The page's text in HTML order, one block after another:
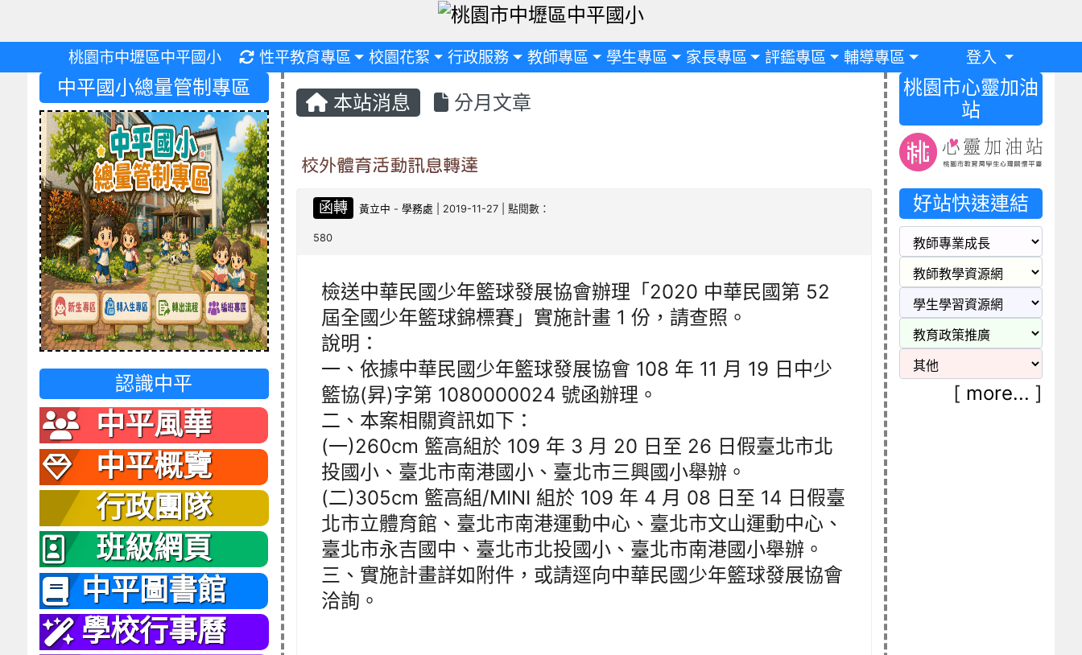
桃園市中壢區中平國小 重新取得佈景設定
性平教育專區 校園花絮 行政服務 教師專區 學生專區 家長專區 評鑑專區 輔導專區 登入
本站消息 分月文章
校外體育活動訊息轉達
函轉 黃立中 -學務處 | 2019-11-27 | 點閱數：
580
檢送中華民國少年籃球發展協會辦理「2020 中華民國第 52
屆全國少年籃球錦標賽」實施計畫 1 份，請查照。
說明：
一、依據中華民國少年籃球發展協會 108 年 11 月 19 日中少
籃協(昇)字第 1080000024 號函辦理。
二、本案相關資訊如下：
(一)260cm 籃高組於 109 年 3 月 20 日至 26 日假臺北市北
投國小、臺北市南港國小、臺北市三興國小舉辦。
(二)305cm 籃高組/MINI 組於 109 年 4 月 08 日至 14 日假臺
北市立體育館、臺北市南港運動中心、臺北市文山運動中心、
臺北市永吉國中、臺北市北投國小、臺北市南港國小舉辦。
三、實施計畫詳如附件，或請逕向中華民國少年籃球發展協會
洽詢。
中平國小總量管制專區
認識中平
中平風華
中平概覽
行政團隊
班級網頁
中平圖書館
學校行事曆
桃園市心靈加油
站
好站快速連結
[ more... ]